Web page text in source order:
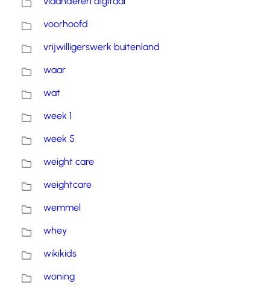
voorhoofd
vrijwilligerswerk buitenland
waar
wat
week 1
week 5
weight care
weightcare
wemmel
whey
wikikids
woning